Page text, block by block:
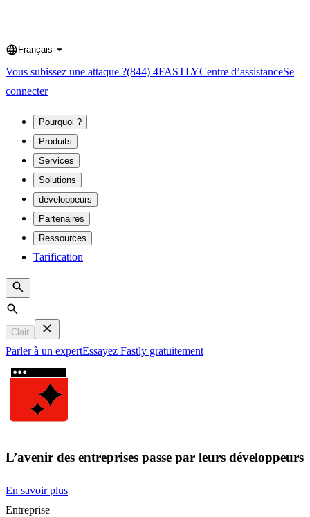
Language
Français
Vous subissez une attaque ?(844) 4FASTLYCentre d’assistanceSe
connecter
Pourquoi ?
Produits
Services
Solutions
développeurs
Partenaires
Ressources
Tarification
Search
Clair
Parler à un expertEssayez Fastly gratuitement
L’avenir des entreprises passe par leurs développeurs
En savoir plus
Entreprise